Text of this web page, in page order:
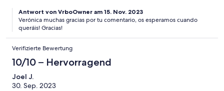
Antwort von VrboOwner am 15. Nov. 2023
Verónica muchas gracias por tu comentario, os esperamos cuando
queráis! Gracias!
Verifizierte Bewertung
10/10 – Hervorragend
Joel J.
30. Sep. 2023